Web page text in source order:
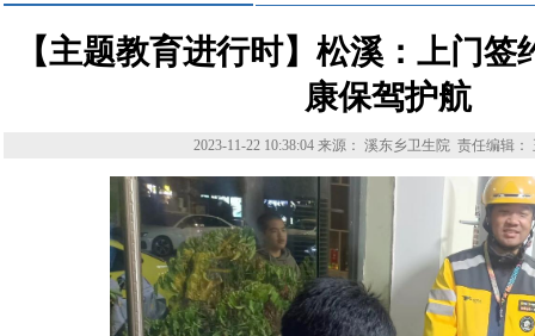
【主题教育进行时】松溪：上门
康保驾护航
2023-11-22 10:38:04 来源： 溪东乡卫生院 责任编辑：